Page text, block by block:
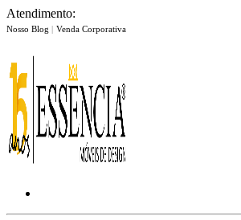
Atendimento:
Nosso Blog | Venda Corporativa